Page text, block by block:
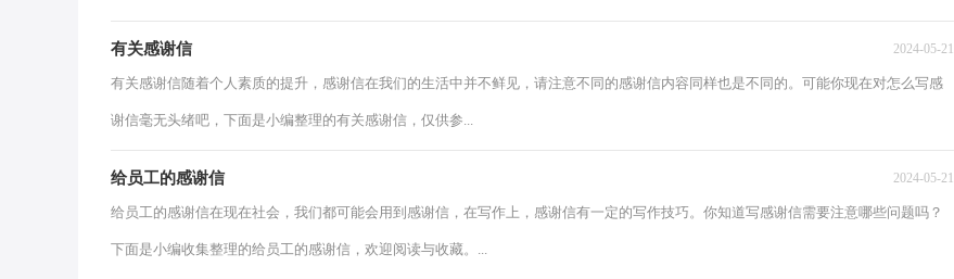
有关感谢信 2024-05-21
有关感谢信随着个人素质的提升，感谢信在我们的生活中并不鲜见，请注意不同的感谢信内容同样也是不同的。可能你现在对怎么写感
谢信毫无头绪吧，下面是小编整理的有关感谢信，仅供参...
给员工的感谢信 2024-05-21
给员工的感谢信在现在社会，我们都可能会用到感谢信，在写作上，感谢信有一定的写作技巧。你知道写感谢信需要注意哪些问题吗？
下面是小编收集整理的给员工的感谢信，欢迎阅读与收藏。...